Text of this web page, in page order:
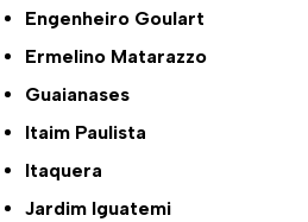
Engenheiro Goulart
Ermelino Matarazzo
Guaianases
Itaim Paulista
Itaquera
Jardim Iguatemi